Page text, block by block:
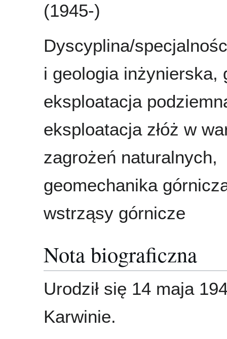
(1945-)
Dyscyplina/
i geologia inżynierska,
eksploatacja
eksploatacja złóż w
zagrożeń naturalnych,
geomechanika
wstrząsy górnicze
Nota biograficzna
Urodził się 14 maja
Karwinie.